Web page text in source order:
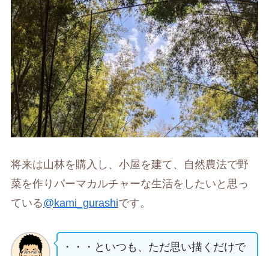
将来は山林を購入し、小屋を建て、自然農法で野
菜を作りパーマカルチャーな生活をしたいと思っ
ている@kami_gurashiです。
・・・といつも、ただ思い描くだけで